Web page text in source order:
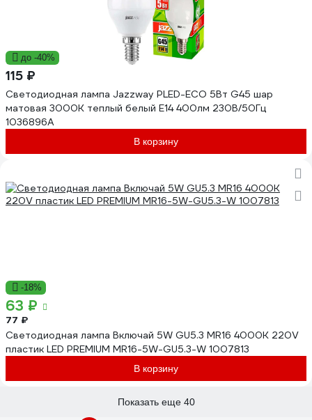
до -40%
115 ₽
Светодиодная лампа Jazzway PLED-ECO 5Вт G45 шар
матовая 3000К теплый белый E14 400лм 230В/50Гц
1036896A
В корзину
-18%
63 ₽
77 ₽
Светодиодная лампа Включай 5W GU5.3 MR16 4000K 220V
пластик LED PREMIUM MR16-5W-GU5.3-W 1007813
В корзину
Показать еще 40